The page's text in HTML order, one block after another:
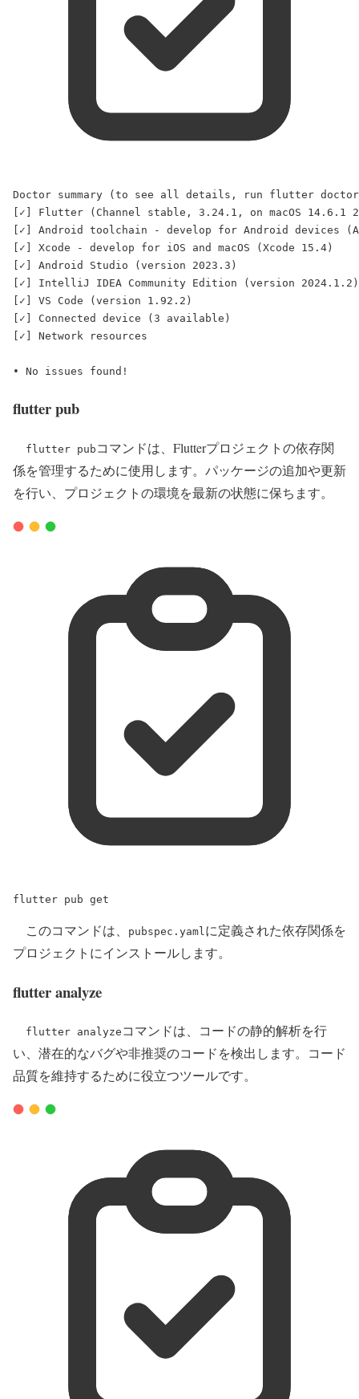
Doctor summary (to see all details, run flutter doctor
[✓] Flutter ( Channel stable, 3.24 .1, on macOS 14.6 .1
[✓] Android toolchain - develop for Android devices (
[✓] Xcode - develop for iOS and macOS ( Xcode 15.4 )
[✓] Android Studio ( version 2023.3 )
[✓] IntelliJ IDEA Community Edition ( version 2024.1 .2 )
[✓] VS Code ( version 1.92 .2 )
[✓] Connected device ( 3 available )
[✓] Network resources
• No issues found!
flutter pub
flutter pub コマンドは、Flutterプロジェクトの依存関
係を管理するために使用します。パッケージの追加や更新
を行い、プロジェクトの環境を最新の状態に保ちます。
flutter pub get
このコマンドは、 pubspec.yaml に定義された依存関係を
プロジェクトにインストールします。
flutter analyze
flutter analyze コマンドは、コードの静的解析を行
い、潜在的なバグや非推奨のコードを検出します。コード
品質を維持するために役立つツールです。